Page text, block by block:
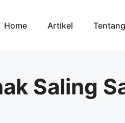
Home Artikel
Saling